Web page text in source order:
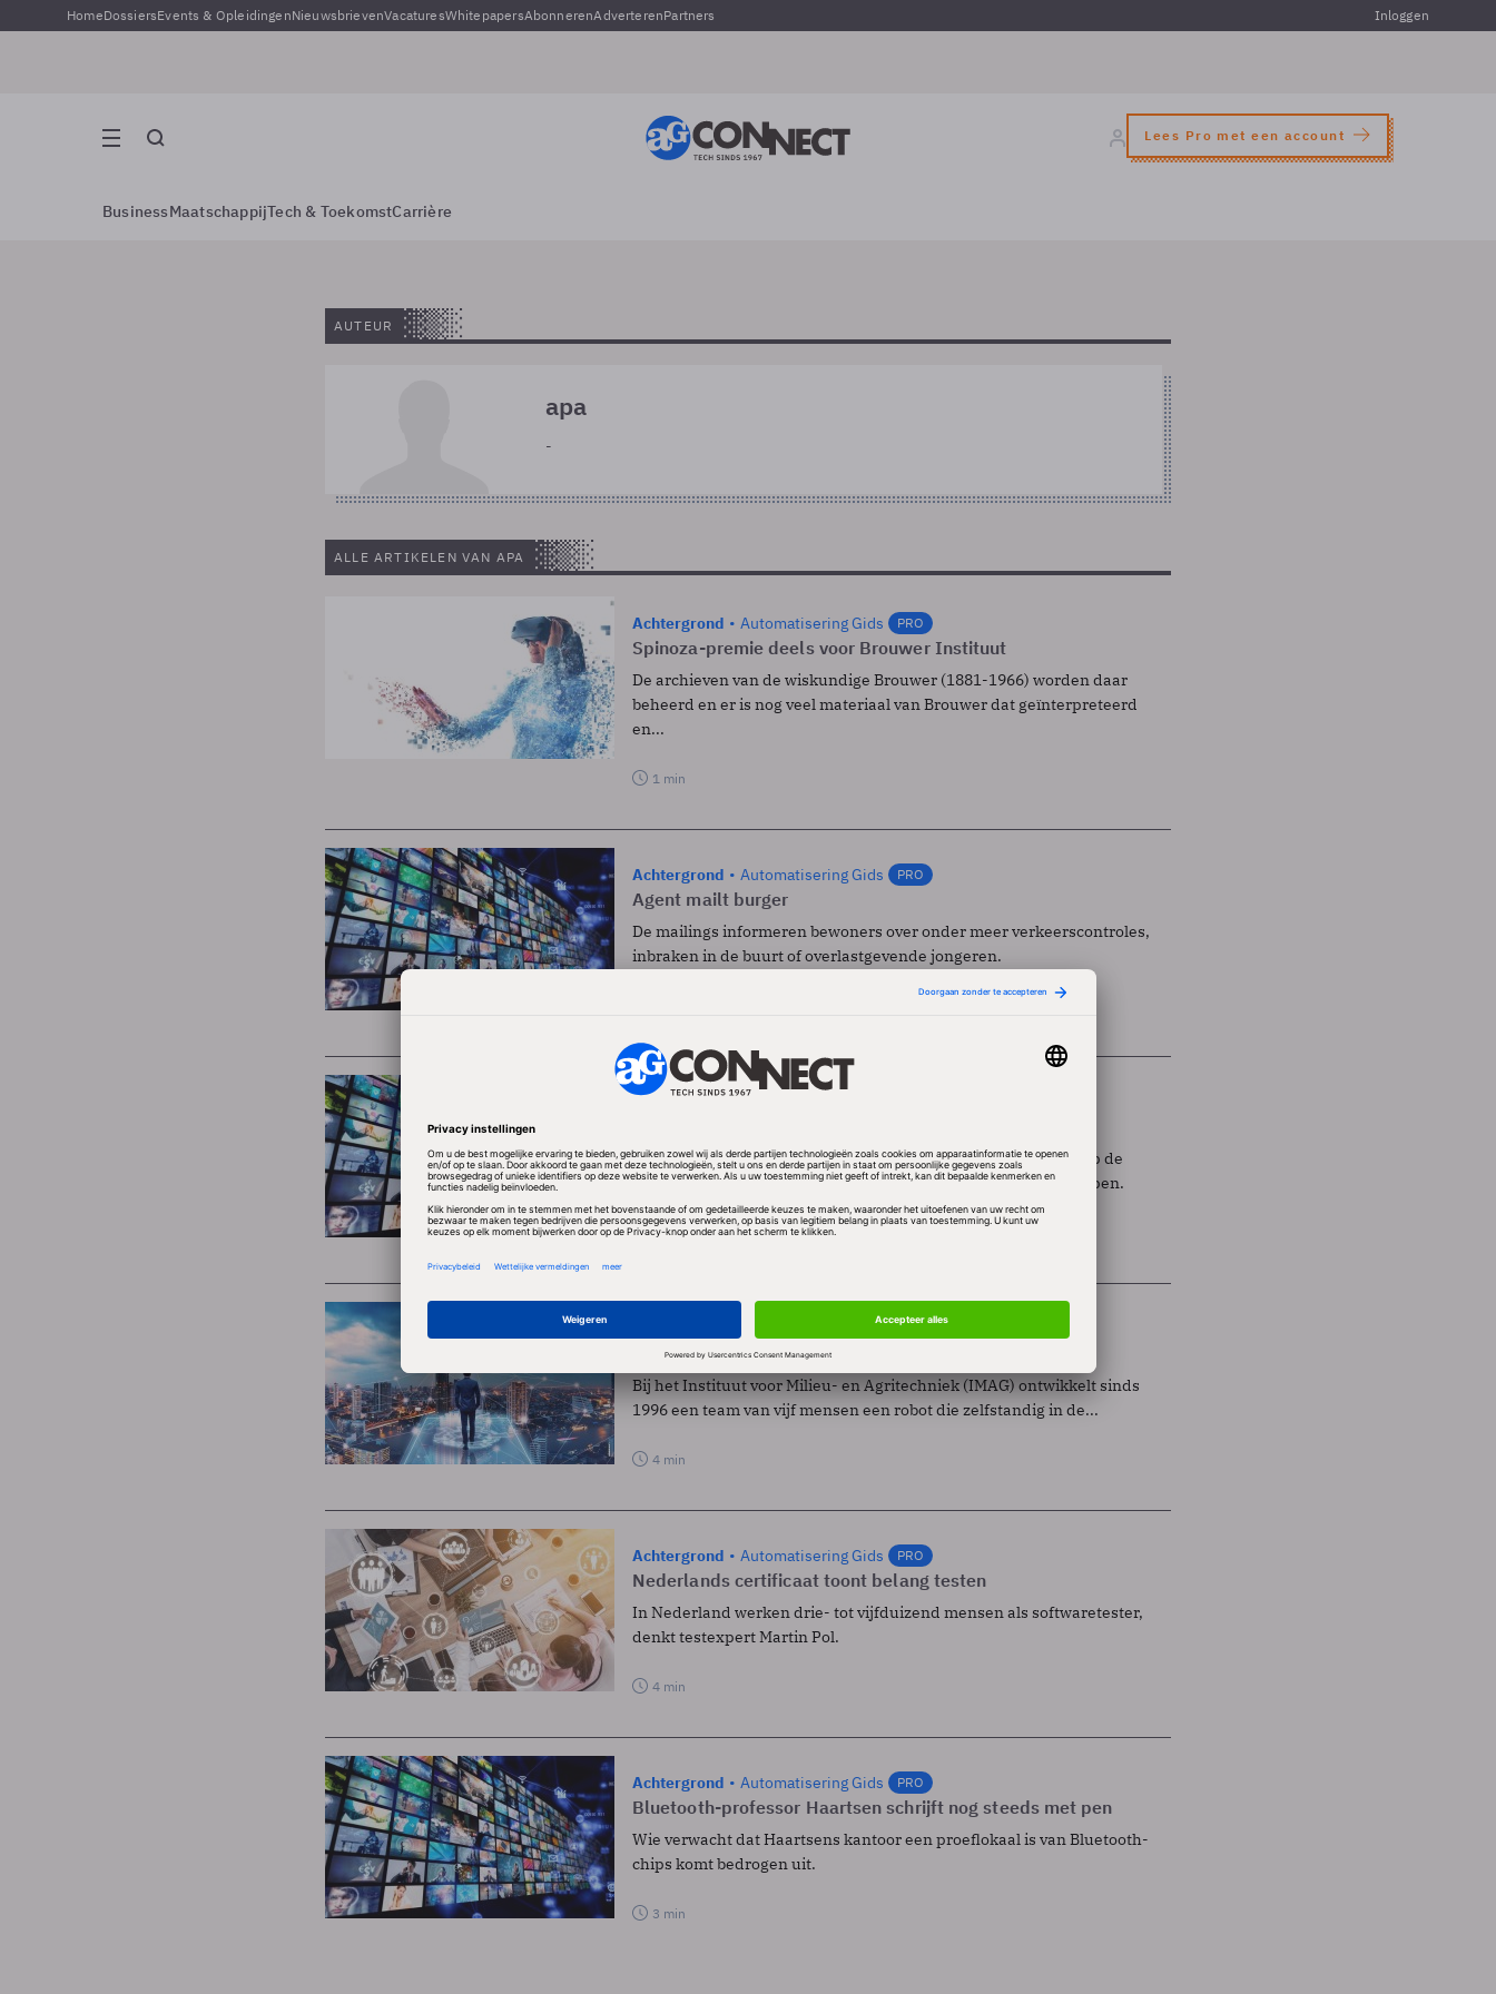
HomeDossiersEvents & OpleidingenNieuwsbrievenVacaturesWhitepapersAbonnerenAdverterenPartners Inloggen
Lees Pro met een account
BusinessMaatschappijTech & ToekomstCarrière
AUTEUR
apa
-
ALLE ARTIKELEN VAN APA
Achtergrond Automatisering Gids PRO
Spinoza-premie deels voor Brouwer Instituut
De archieven van de wiskundige Brouwer (1881-1966) worden daar
beheerd en er is nog veel materiaal van Brouwer dat geïnterpreteerd
en...
1 min
Achtergrond Automatisering Gids PRO
Agent mailt burger
De mailings informeren bewoners over onder meer verkeerscontroles,
inbraken in de buurt of overlastgevende jongeren.
Achtergrond Automatisering Gids
“Zorg wordt steeds commerciëler. Als onze techniek aansluit op de
wensen van andere zorginstellingen dan kunnen we dat verkopen.
4 min
‘Oogstrobot binnen drie jaar op de markt’
Bij het Instituut voor Milieu- en Agritechniek (IMAG) ontwikkelt sinds
1996 een team van vijf mensen een robot die zelfstandig in de...
4 min
Achtergrond Automatisering Gids PRO
Nederlands certificaat toont belang testen
In Nederland werken drie- tot vijfduizend mensen als softwaretester,
denkt testexpert Martin Pol.
4 min
Achtergrond Automatisering Gids PRO
Bluetooth-professor Haartsen schrijft nog steeds met pen
Wie verwacht dat Haartsens kantoor een proeflokaal is van Bluetooth-
chips komt bedrogen uit.
3 min